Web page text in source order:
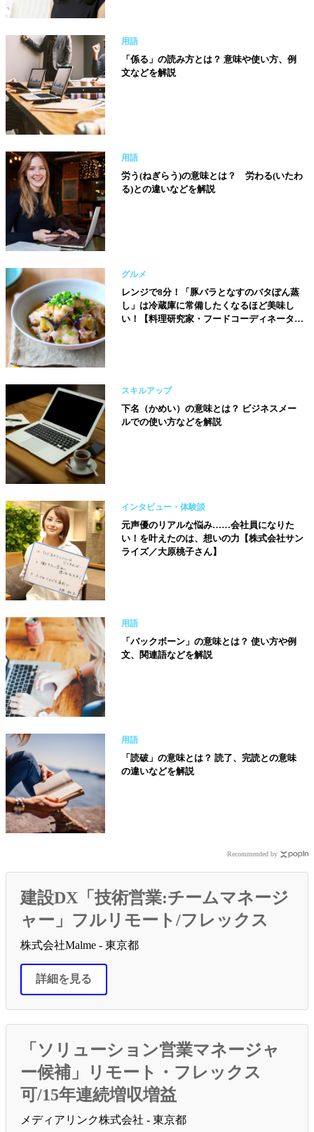
用語
「係る」の読み方とは？ 意味や使い方、例
文などを解説
用語
労う(ねぎらう)の意味とは？ 労わる(いたわ
る)との違いなどを解説
グルメ
レンジで8分！「豚バラとなすのバタぽん蒸
し」は冷蔵庫に常備したくなるほど美味し
い！【料理研究家・フードコーディネーター
スキルアップ
下名（かめい）の意味とは？ ビジネスメー
ルでの使い方などを解説
インタビュー・体験談
元声優のリアルな悩み……会社員になりた
い！を叶えたのは、想いの力【株式会社サン
ライズ／大原桃子さん】
用語
「バックボーン」の意味とは？ 使い方や例
文、関連語などを解説
用語
「読破」の意味とは？ 読了、完読との意味
の違いなどを解説
Recommended by
建設DX「技術営業:チームマネージ
ャー」フルリモート/フレックス
株式会社Malme - 東京都
詳細を見る
「ソリューション営業マネージャ
ー候補」リモート・フレックス
可/15年連続増収増益
メディアリンク株式会社 - 東京都